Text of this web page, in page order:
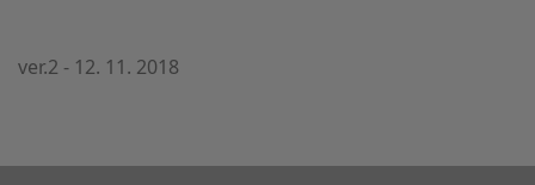
ver.2 - 12. 11. 2018